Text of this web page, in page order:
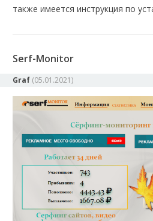
также имеется инструкция по
Serf-Monitor
Graf (05.01.2021)